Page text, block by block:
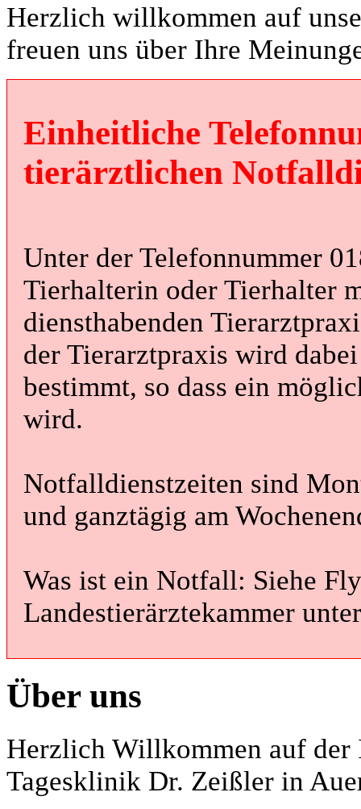
Herzlich willkommen auf
freuen uns über Ihre
Einheitliche
tierärztlichen
Unter der Telefonnummer
Tierhalterin oder Tierhalter
diensthabenden
der Tierarztpraxis wird
bestimmt, so dass ein
wird.
Notfalldienstzeiten sind
und ganztägig am
Was ist ein Notfall: Siehe
Landestierärztekammer
Über uns
Herzlich Willkommen auf
Tagesklinik Dr. Zeißler in